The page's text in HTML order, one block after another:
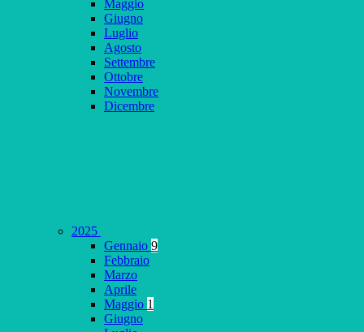
Maggio
Giugno
Luglio
Agosto
Settembre
Ottobre
Novembre
Dicembre
2025
Gennaio 9
Febbraio
Marzo
Aprile
Maggio 1
Giugno